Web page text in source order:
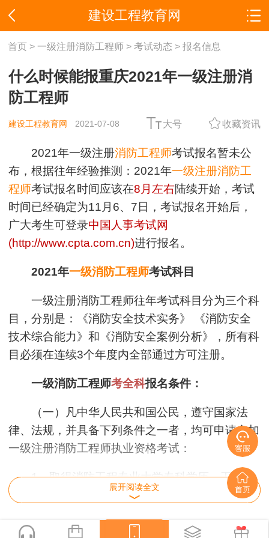
建设工程教育网
首页> 一级注册消防工程师> 考试动态 > 报名信息
什么时候能报重庆2021年一级注册消
防工程师
建设工程教育网 2021-07-08 大号 收藏资讯
2021年一级注册消防工程师考试报名暂未公
布，根据往年经验推测：2021年一级注册消防工
程师考试报名时间应该在8月左右陆续开始，考试
时间已经确定为11月6、7日，考试报名开始后，
广大考生可登录中国人事考试网
(http://www.cpta.com.cn)进行报名。
2021年一级消防工程师考试科目
一级注册消防工程师往年考试科目分为三个科
目，分别是：《消防安全技术实务》 《消防安全
技术综合能力》和《消防安全案例分析》，所有科
目必须在连续3个年度内全部通过方可注册。
一级消防工程师考全科报名条件：
（一）凡中华人民共和国公民，遵守国家法
律、法规，并具备下列条件之一者，均可申请参加
一级注册消防工程师执业资格考试：
1、取得消防工程专业大学专科学历，工作满
6年，其中从事消防安全技术工作满4年；或者取
其中从事消防安全技术工作满5年。
展开阅读全文